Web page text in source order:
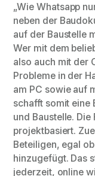
„Wie Whatsapp
neben der
auf der Baustelle
Wer mit dem
also auch mit der
Probleme in der
am PC sowie auf
schafft somit eine
und Baustelle.
projektbasiert.
Beteiligen, egal
hinzugefügt. Das
jederzeit, online